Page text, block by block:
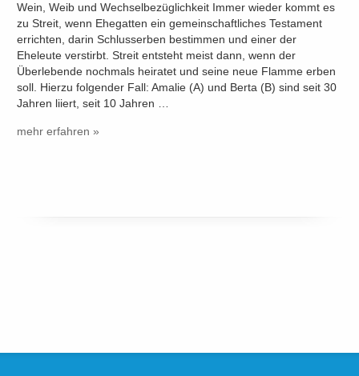
Wein, Weib und Wechselbezüglichkeit Immer wieder kommt es
zu Streit, wenn Ehegatten ein gemeinschaftliches Testament
errichten, darin Schlusserben bestimmen und einer der
Eheleute verstirbt. Streit entsteht meist dann, wenn der
Überlebende nochmals heiratet und seine neue Flamme erben
soll. Hierzu folgender Fall: Amalie (A) und Berta (B) sind seit 30
Jahren liiert, seit 10 Jahren …
mehr erfahren »